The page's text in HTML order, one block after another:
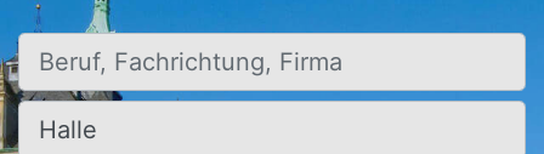
Beruf, Fachrichtung, Firma
Ort, Stadt